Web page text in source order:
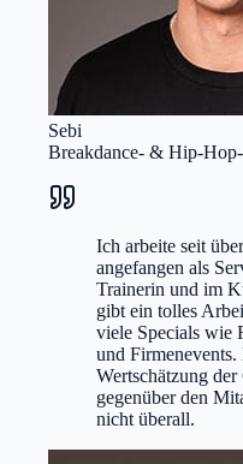
Sebi
Breakdance- & Hip-
Ich arbeite seit
angefangen als
Trainerin und im
gibt ein tolles
viele Specials wie
und
Wertschätzung
gegenüber den
nicht überall.